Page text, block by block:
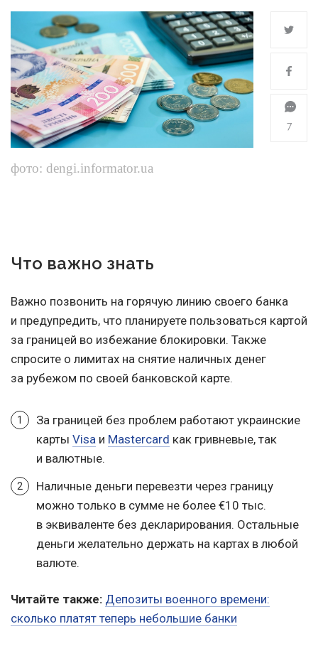
фото: dengi.informator.ua
7
Что важно знать
Важно позвонить на горячую линию своего банка
и предупредить, что планируете пользоваться картой
за границей во избежание блокировки. Также
спросите о лимитах на снятие наличных денег
за рубежом по своей банковской карте.
За границей без проблем работают украинские
карты Visa и Mastercard как гривневые, так
и валютные.
Наличные деньги перевезти через границу
можно только в сумме не более €10 тыс.
в эквиваленте без декларирования. Остальные
деньги желательно держать на картах в любой
валюте.
Читайте также: Депозиты военного времени:
сколько платят теперь небольшие банки